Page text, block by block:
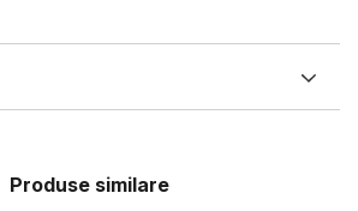
Produse similare